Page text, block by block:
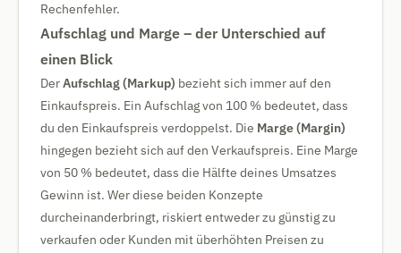
Rechenfehler.
Aufschlag und Marge – der Unterschied auf
einen Blick
DerAufschlag (Markup) bezieht sich immer auf den
Einkaufspreis. Ein Aufschlag von 100 % bedeutet, dass
du den Einkaufspreis verdoppelst. Die Marge (Margin)
hingegen bezieht sich auf den Verkaufspreis. Eine Marge
von 50 % bedeutet, dass die Hälfte deines Umsatzes
Gewinn ist. Wer diese beiden Konzepte
durcheinanderbringt, riskiert entweder zu günstig zu
verkaufen oder Kunden mit überhöhten Preisen zu